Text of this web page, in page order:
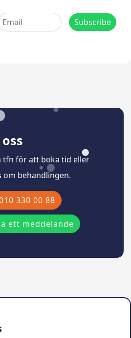
tfn för att boka tid eller
behandlingen.
330 00 88
ett meddelande